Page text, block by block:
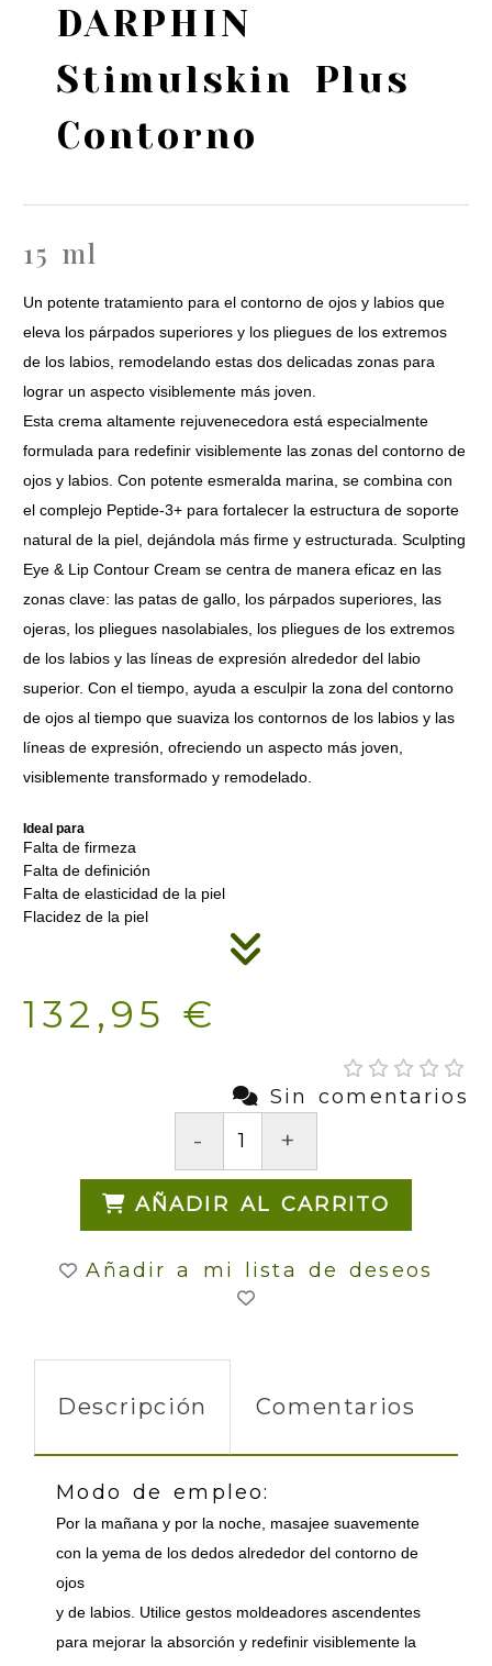
DARPHIN
Stimulskin Plus
Contorno
15 ml
Un potente tratamiento para el contorno de ojos y labios que
eleva los párpados superiores y los pliegues de los extremos
de los labios, remodelando estas dos delicadas zonas para
lograr un aspecto visiblemente más joven.
Esta crema altamente rejuvenecedora está especialmente
formulada para redefinir visiblemente las zonas del contorno de
ojos y labios. Con potente esmeralda marina, se combina con
el complejo Peptide-3+ para fortalecer la estructura de soporte
natural de la piel, dejándola más firme y estructurada. Sculpting
Eye & Lip Contour Cream se centra de manera eficaz en las
zonas clave: las patas de gallo, los párpados superiores, las
ojeras, los pliegues nasolabiales, los pliegues de los extremos
de los labios y las líneas de expresión alrededor del labio
superior. Con el tiempo, ayuda a esculpir la zona del contorno
de ojos al tiempo que suaviza los contornos de los labios y las
líneas de expresión, ofreciendo un aspecto más joven,
visiblemente transformado y remodelado.
Ideal para
Falta de firmeza
Falta de definición
Falta de elasticidad de la piel
Flacidez de la piel
132,95 €
Sin comentarios
- +
AÑADIR AL CARRITO
Añadir a mi lista de deseos
Descripción Comentarios
Modo de empleo:
Por la mañana y por la noche, masajee suavemente
con la yema de los dedos alrededor del contorno de
ojos
y de labios. Utilice gestos moldeadores ascendentes
para mejorar la absorción y redefinir visiblemente la